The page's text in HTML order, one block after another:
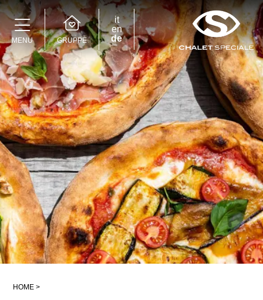
MENU GRUPPE
Speciale Group
Speciale Home
Hotel Bernina Hospiz
2309 Restaurant
Chalet Speciale
Speciale Ski School
it
en
de
HOME